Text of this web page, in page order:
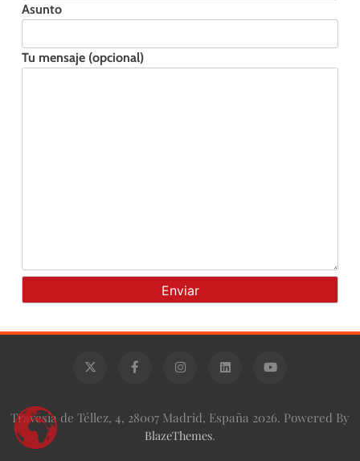
Asunto
Tu mensaje (opcional)
Travesía de Téllez, 4, 28007 Madrid, España 2026. Powered By
BlazeThemes.